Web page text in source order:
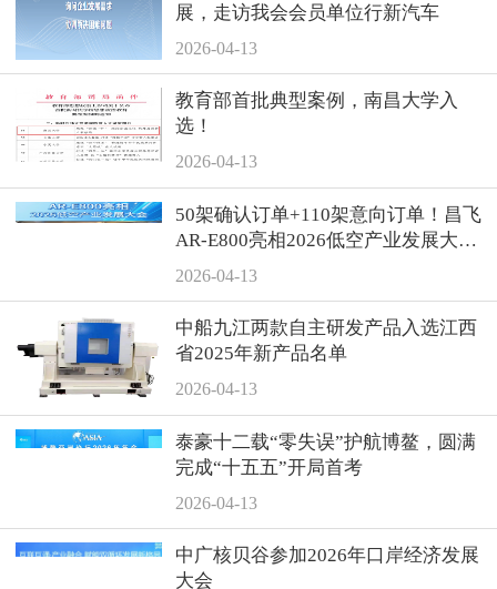
展，走访我会会员单位行新汽车
2026-04-13
教育部首批典型案例，南昌大学入
选！
2026-04-13
50架确认订单+110架意向订单！昌飞
AR-E800亮相2026低空产业发展大
会，累计订单突破400架
2026-04-13
中船九江两款自主研发产品入选江西
省2025年新产品名单
2026-04-13
泰豪十二载“零失误”护航博鳌，圆满
完成“十五五”开局首考
2026-04-13
中广核贝谷参加2026年口岸经济发展
大会